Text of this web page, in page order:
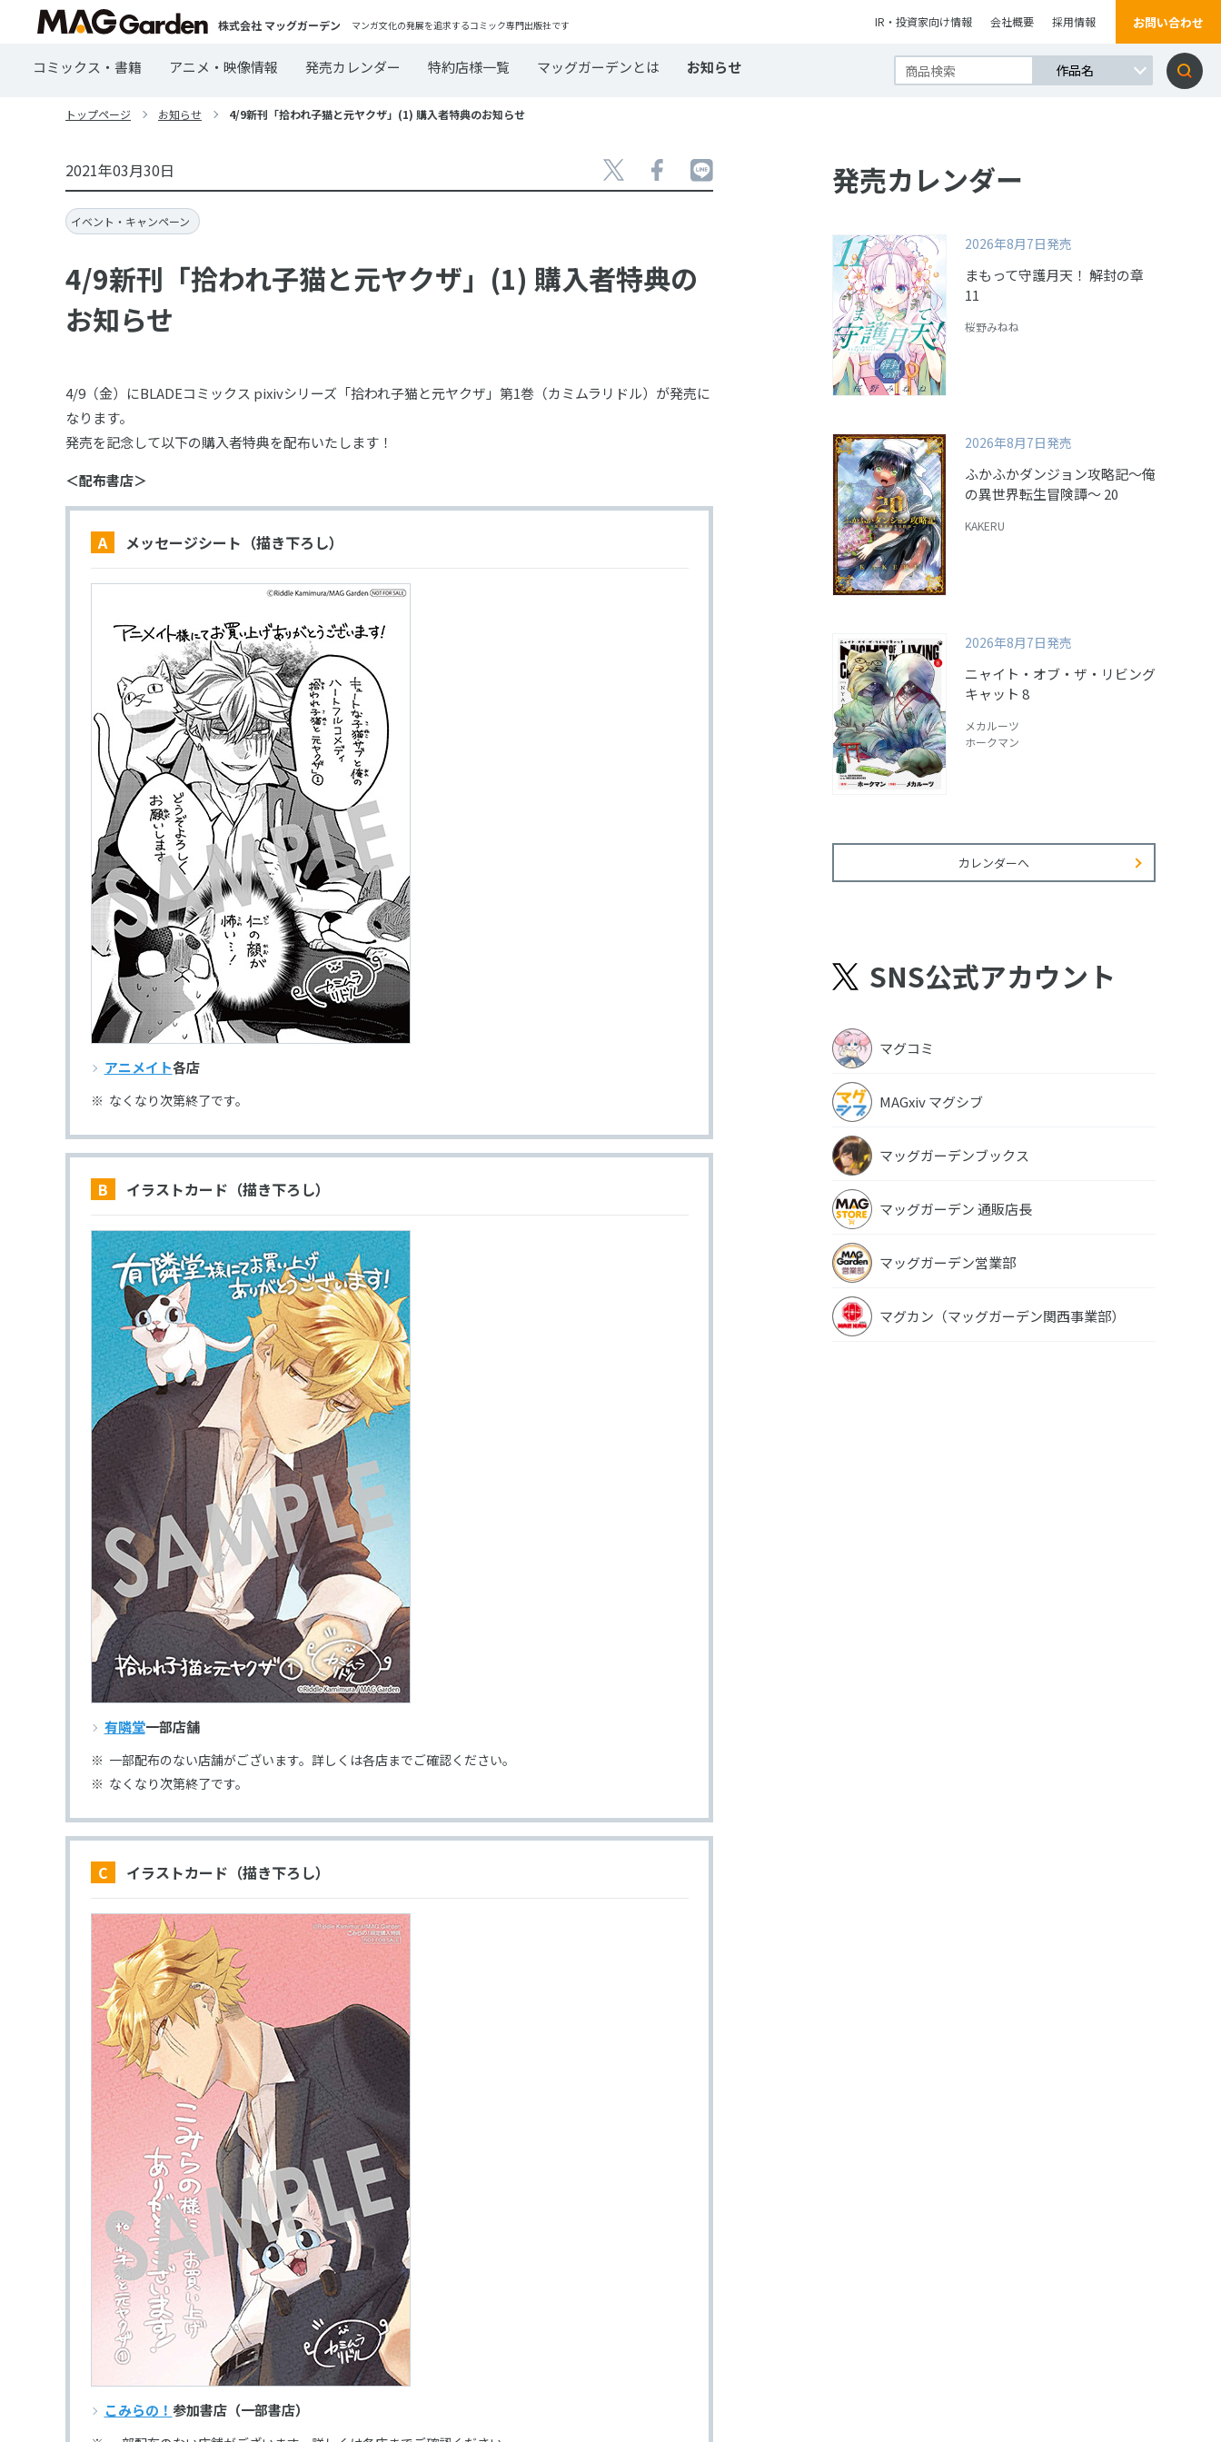
株式会社 マッグガーデン マンガ文化の発展を追求するコミック専門出版社です IR・投資家向け情報 会社概要 採用情報 お問い合わせ
コミックス・書籍 アニメ・映像情報 発売カレンダー 特約店様一覧 マッグガーデンとは お知らせ
トップページ お知らせ 4/9新刊「拾われ子猫と元ヤクザ」(1) 購入者特典のお知らせ
2021年03月30日
イベント・キャンペーン
4/9新刊「拾われ子猫と元ヤクザ」(1) 購入者特典の
お知らせ
4/9（金）にBLADEコミックス pixivシリーズ「拾われ子猫と元ヤクザ」第1巻（カミムラリドル）が発売に
なります。
発売を記念して以下の購入者特典を配布いたします！
＜配布書店＞
A メッセージシート（描き下ろし）
アニメイト各店
なくなり次第終了です。
B イラストカード（描き下ろし）
有隣堂一部店舗
一部配布のない店舗がございます。詳しくは各店までご確認ください。
なくなり次第終了です。
C イラストカード（描き下ろし）
こみらの！ 参加書店（一部書店）
発売カレンダー
2026年8月7日発売
まもって守護月天！ 解封の章
11
桜野みねね
2026年8月7日発売
ふかふかダンジョン攻略記～俺
の異世界転生冒険譚～ 20
KAKERU
2026年8月7日発売
ニャイト・オブ・ザ・リビング
キャット 8
メカルーツ
ホークマン
カレンダーへ
SNS公式アカウント
マグコミ
MAGxiv マグシブ
マッグガーデンブックス
マッグガーデン 通販店長
マッグガーデン営業部
マグカン（マッグガーデン関西事業部）